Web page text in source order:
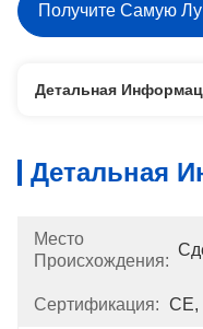
Получите Самую
Детальная
Детальная
Место
Происхождения:
Сертификация: CE,